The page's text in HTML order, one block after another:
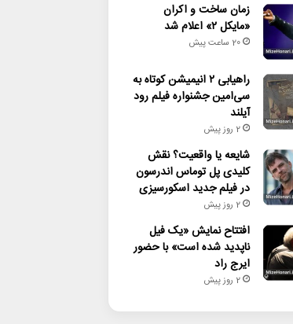
زمان ساخت و اکران
«مایکل ۲» اعلام شد
20 ساعت پیش
راهیابی ۲ انیمیشن کوتاه به
سی‌امین جشنواره فیلم رود
آیلند
2 روز پیش
شایعه یا واقعیت؟ نقش
کلیدی پل توماس اندرسون
در فیلم جدید اسکورسیزی
2 روز پیش
افتتاح نمایش «یک فیل
ناپدید شده است» با حضور
ایرج راد
2 روز پیش